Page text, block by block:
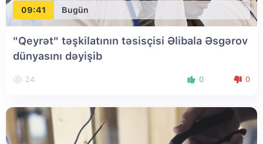
09:41 Bugün
"Qeyrət" təşkilatının təsisçisi Əlibala Əsgərov
dünyasını dəyişib
24 0 0